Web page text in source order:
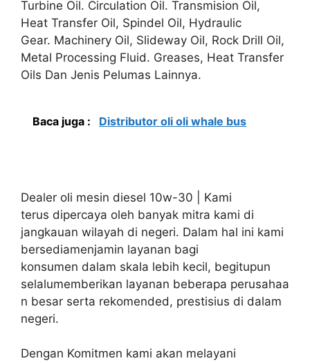
Turbine Oil. Circulation Oil. Transmision Oil,
Heat Transfer Oil, Spindel Oil, Hydraulic
Gear. Machinery Oil, Slideway Oil, Rock Drill Oil,
Metal Processing Fluid. Greases, Heat Transfer
Oils Dan Jenis Pelumas Lainnya.
Baca juga : Distributor oli oli whale bus
Dealer oli mesin diesel 10w-30 | Kami
terus dipercaya oleh banyak mitra kami di
jangkauan wilayah di negeri. Dalam hal ini kami
bersediamenjamin layanan bagi
konsumen dalam skala lebih kecil, begitupun
selalumemberikan layanan beberapa perusahaa
n besar serta rekomended, prestisius di dalam
negeri.
Dengan Komitmen kami akan melayani